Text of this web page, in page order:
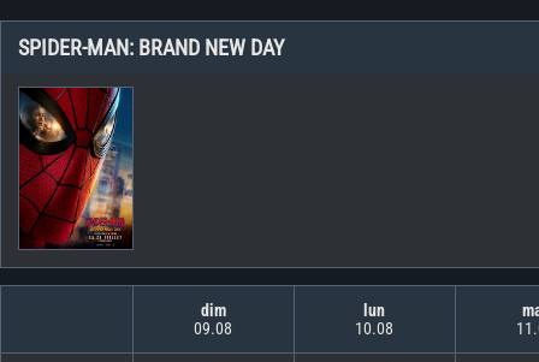
SPIDER-MAN: BRAND NEW DAY
dim
09.08
lun
10.08